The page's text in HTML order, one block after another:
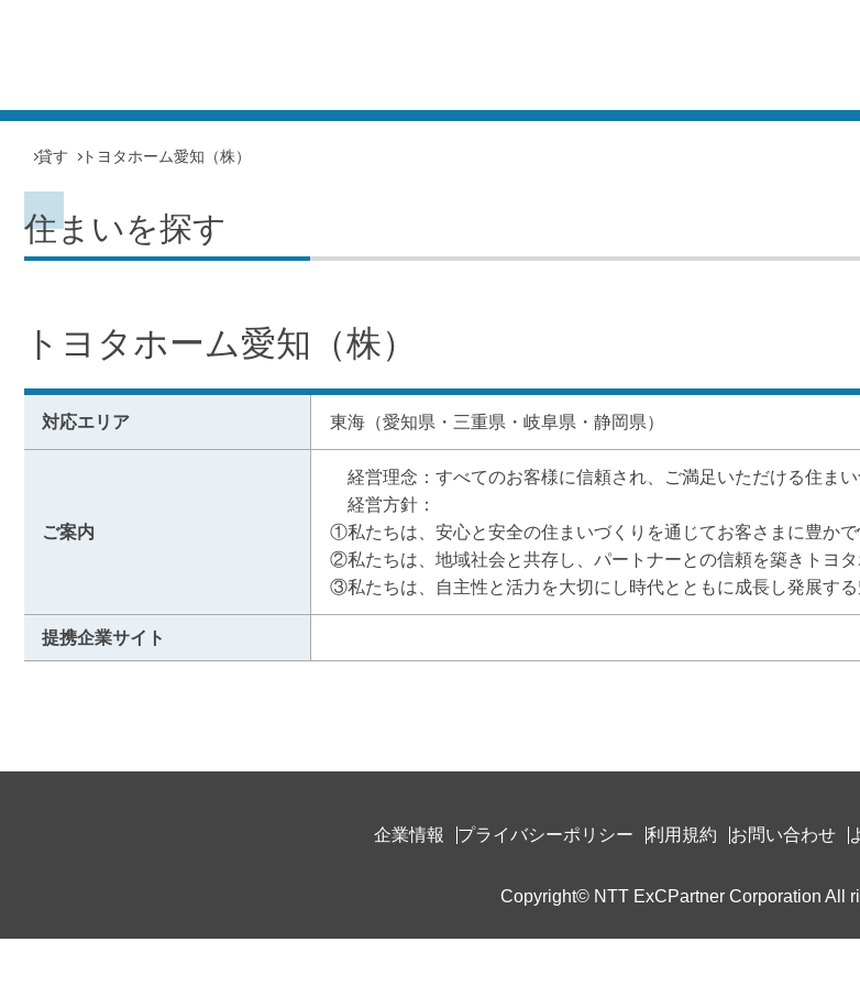
貸す トヨタホーム愛知（株）
住まいを探す
トヨタホーム愛知（株）
対応エリア 東海（愛知県・三重県・岐阜県・静岡県）
ご案内
経営理念：すべてのお客様に信頼され、ご満足いただける住ま
経営方針：
①私たちは、安心と安全の住まいづくりを通じてお客さまに豊か
②私たちは、地域社会と共存し、パートナーとの信頼を築きトヨ
③私たちは、自主性と活力を大切にし時代とともに成長し発展する
提携企業サイト
企業情報 プライバシーポリシー 利用規約 お問い合わせ
Copyright© NTT ExCPartner Corporation All